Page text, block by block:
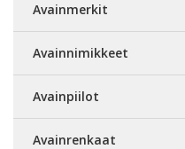
Avainmerkit
Avainnimikkeet
Avainpiilot
Avainrenkaat